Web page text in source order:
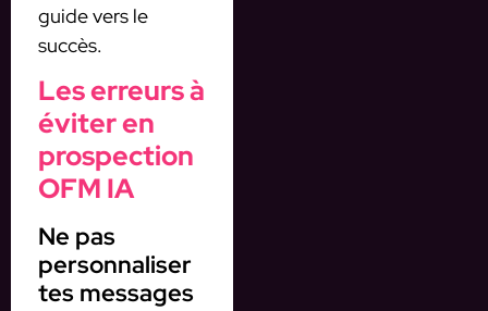
guide vers le
succès.
Les erreurs à
éviter en
prospection
OFM IA
Ne pas
personnaliser
tes messages